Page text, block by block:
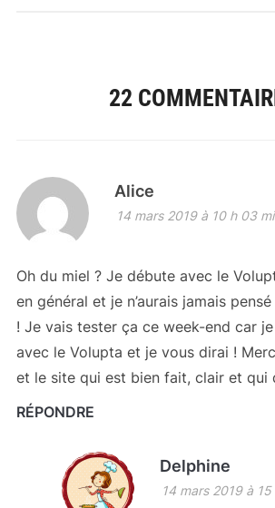
22
Alice
14 mars 2019 à 10 h 03
Oh du miel ? Je débute avec le
en général et je n’aurais jamais
! Je vais tester ça ce week-end car
avec le Volupta et je vous dirai !
et le site qui est bien fait, clair et qui
RÉPONDRE
Delphine
14 mars 2019 à